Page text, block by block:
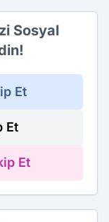
Sosyal
Et
Et
Et